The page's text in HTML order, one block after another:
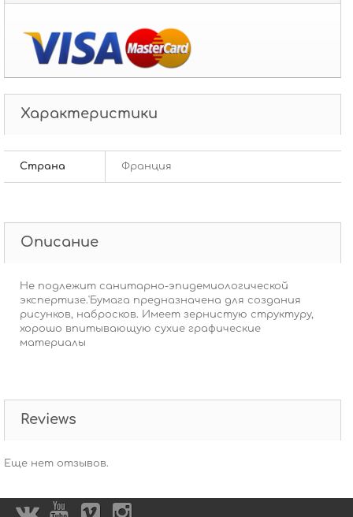
Характеристики
Страна Франция
Описание
Не подлежит санитарно-эпидемиологической
экспертизе.'Бумага предназначена для создания
рисунков, набросков. Имеет зернистую структуру,
хорошо впитывающую сухие графические
материалы
Reviews
Еще нет отзывов.